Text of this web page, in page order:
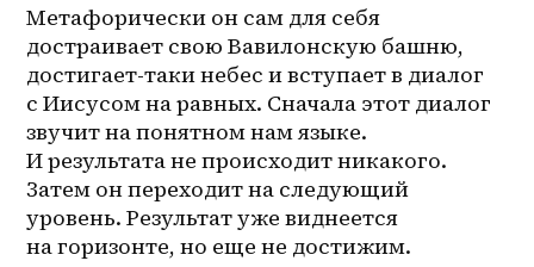
Метафорически он сам для себя
достраивает свою Вавилонскую башню,
достигает-таки небес и вступает в диалог
с Иисусом на равных. Сначала этот диалог
звучит на понятном нам языке.
И результата не происходит никакого.
Затем он переходит на следующий
уровень. Результат уже виднеется
на горизонте, но еще не достижим.